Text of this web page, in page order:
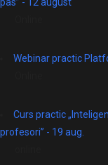
Webinar practic
Curs practic
profesori” - 19 aug.